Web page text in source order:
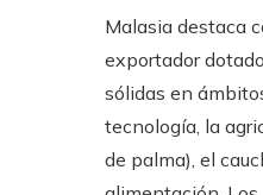
Malasia destaca
exportador
sólidas en
tecnología, la
de palma), el